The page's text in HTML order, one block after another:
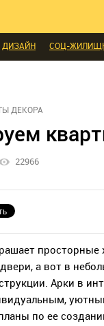
ДИЗАЙН
СОЦ-
ДЕКОРА
22966
а вот в
Арки в
по ее